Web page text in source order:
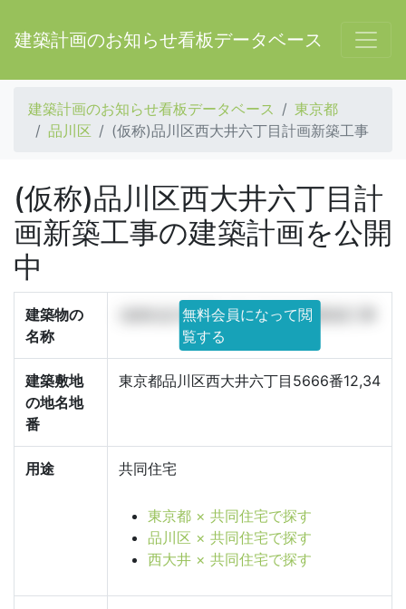
建築計画のお知らせ看板データベース
建築計画のお知らせ看板データベース
東京都
品川区
(仮称)品川区西大井六丁目計画新築工事
(仮称)品川区西大井六丁目計
画新築工事の建築計画を公開
中
建築物の
名称
(仮称)品川区西大井六丁目計画新築工事
無料会員になって閲
覧する
建築敷地
の地名地
番
東京都品川区西大井六丁目5666番12,34
用途 共同住宅
東京都 × 共同住宅で探す
品川区 × 共同住宅で探す
西大井 × 共同住宅で探す